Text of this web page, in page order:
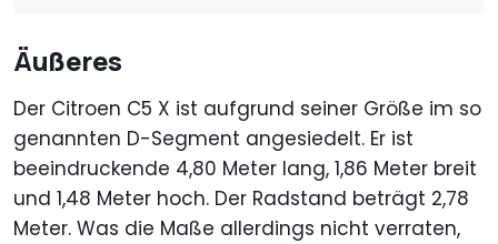
Äußeres
Der Citroen C5 X ist aufgrund seiner Größe im so
genannten D-Segment angesiedelt. Er ist
beeindruckende 4,80 Meter lang, 1,86 Meter breit
und 1,48 Meter hoch. Der Radstand beträgt 2,78
Meter. Was die Maße allerdings nicht verraten,